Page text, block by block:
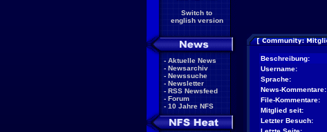
Switch to
english version
- Aktuelle News
- Newsarchiv
- Newssuche
- Newsletter
- RSS Newsfeed
- Forum
- 10 Jahre NFS
Beschreibung:
Username:
Sprache:
News-Kommentare:
File-Kommentare:
Mitglied seit:
Letzter Besuch: